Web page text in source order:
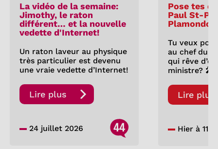
La vidéo de la semaine:
Jimothy, le raton
différent… et la nouvelle
vedette d'Internet!
Un raton laveur au physique
très particulier est devenu
une vraie vedette d’Internet!
Lire plus
24 juillet 2026 44
Pose tes
Paul St-
Tu veux
au chef du
qui rêve
ministre? 🎤
Lire plus
Hier à